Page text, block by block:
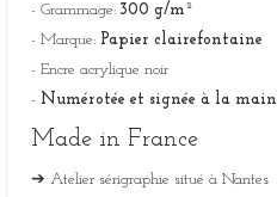
- Grammage: 300 g/m²
- Marque: Papier clairefontaine
- Encre acrylique noir
- Numérotée et signée à la main
Made in France
➔ Atelier sérigraphie situé à Nantes